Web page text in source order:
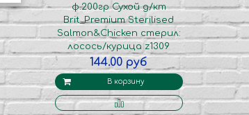
ф.200гр Сухой д/кт
Brit_Premium Sterilised
Salmon&Chicken стерил:
лосось/курица z1309
144.00 руб
В корзину